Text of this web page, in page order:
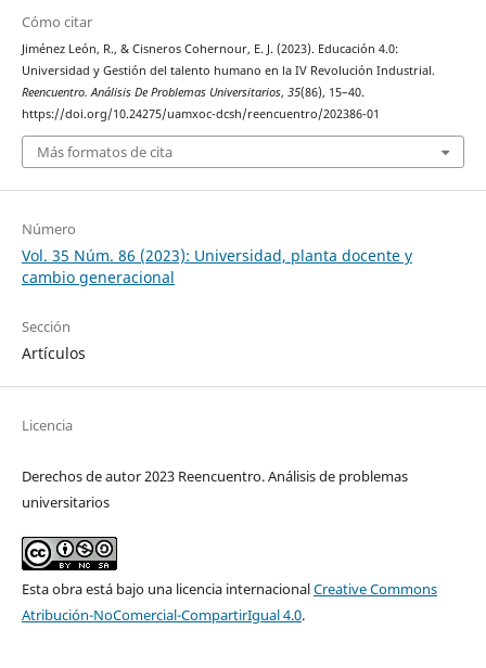
Cómo citar
Jiménez León, R., & Cisneros Cohernour, E. J. (2023). Educación 4.0:
Universidad y Gestión del talento humano en la IV Revolución Industrial.
Reencuentro. Análisis De Problemas Universitarios, 35(86), 15–40.
https://doi.org/10.24275/uamxoc-dcsh/reencuentro/202386-01
Más formatos de cita
Número
Vol. 35 Núm. 86 (2023): Universidad, planta docente y
cambio generacional
Sección
Artículos
Licencia
Derechos de autor 2023 Reencuentro. Análisis de problemas
universitarios
Esta obra está bajo una licencia internacionalCreative Commons
Atribución-NoComercial-CompartirIgual 4.0.